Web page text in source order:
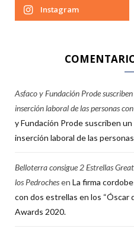
Instagram
Asfaco y Fundación Prode
inserción laboral de las personas
y Fundación Prode suscriben
inserción laboral de las
Belloterra consigue 2 Estrellas
los Pedrochesen La firma
con dos estrellas en los “Óscar
Awards 2020.